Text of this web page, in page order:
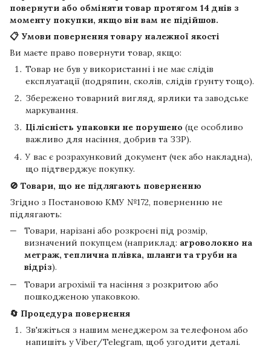
повернути або обміняти товар протягом 14 днів з
моменту покупки, якщо він вам не підійшов.
📋 Умови повернення товару належної якості
Ви маєте право повернути товар, якщо:
Товар не був у використанні і не має слідів
експлуатації (подряпин, сколів, слідів ґрунту тощо).
Збережено товарний вигляд, ярлики та заводське
маркування.
Цілісність упаковки не порушено (це особливо
важливо для насіння, добрив та ЗЗР).
У вас є розрахунковий документ (чек або накладна),
що підтверджує покупку.
🚫 Товари, що не підлягають поверненню
Згідно з Постановою КМУ №172, поверненню не
підлягають:
Товари, нарізані або розкроєні під розмір,
визначений покупцем (наприклад: агроволокно на
метраж, теплична плівка, шланги та труби на
відріз).
Товари агрохімії та насіння з розкритою або
пошкодженою упаковкою.
🔄 Процедура повернення
Зв'яжіться з нашим менеджером за телефоном або
напишіть у Viber/Telegram, щоб узгодити деталі.